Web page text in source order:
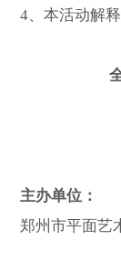
4、本活动解
主办单位：
郑州市平面艺